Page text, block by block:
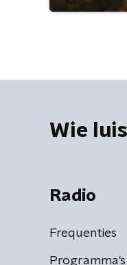
Wie
Radio
Frequenties
Programma's